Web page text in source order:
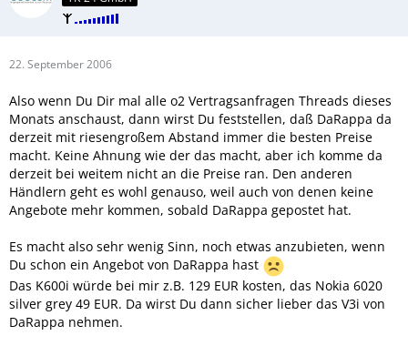
22. September 2006
Also wenn Du Dir mal alle o2 Vertragsanfragen Threads dieses
Monats anschaust, dann wirst Du feststellen, daß DaRappa da
derzeit mit riesengroßem Abstand immer die besten Preise
macht. Keine Ahnung wie der das macht, aber ich komme da
derzeit bei weitem nicht an die Preise ran. Den anderen
Händlern geht es wohl genauso, weil auch von denen keine
Angebote mehr kommen, sobald DaRappa gepostet hat.
Es macht also sehr wenig Sinn, noch etwas anzubieten, wenn
Du schon ein Angebot von DaRappa hast
Das K600i würde bei mir z.B. 129 EUR kosten, das Nokia 6020
silver grey 49 EUR. Da wirst Du dann sicher lieber das V3i von
DaRappa nehmen.